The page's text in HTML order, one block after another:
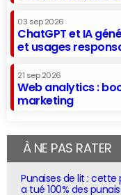
03 sep 2026
ChatGPT et IA
et usages
21 sep 2026
Web analytics :
marketing
À NE PAS RATER
Punaises de lit :
a tué 100% des